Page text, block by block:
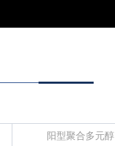
阳型聚合多元醇